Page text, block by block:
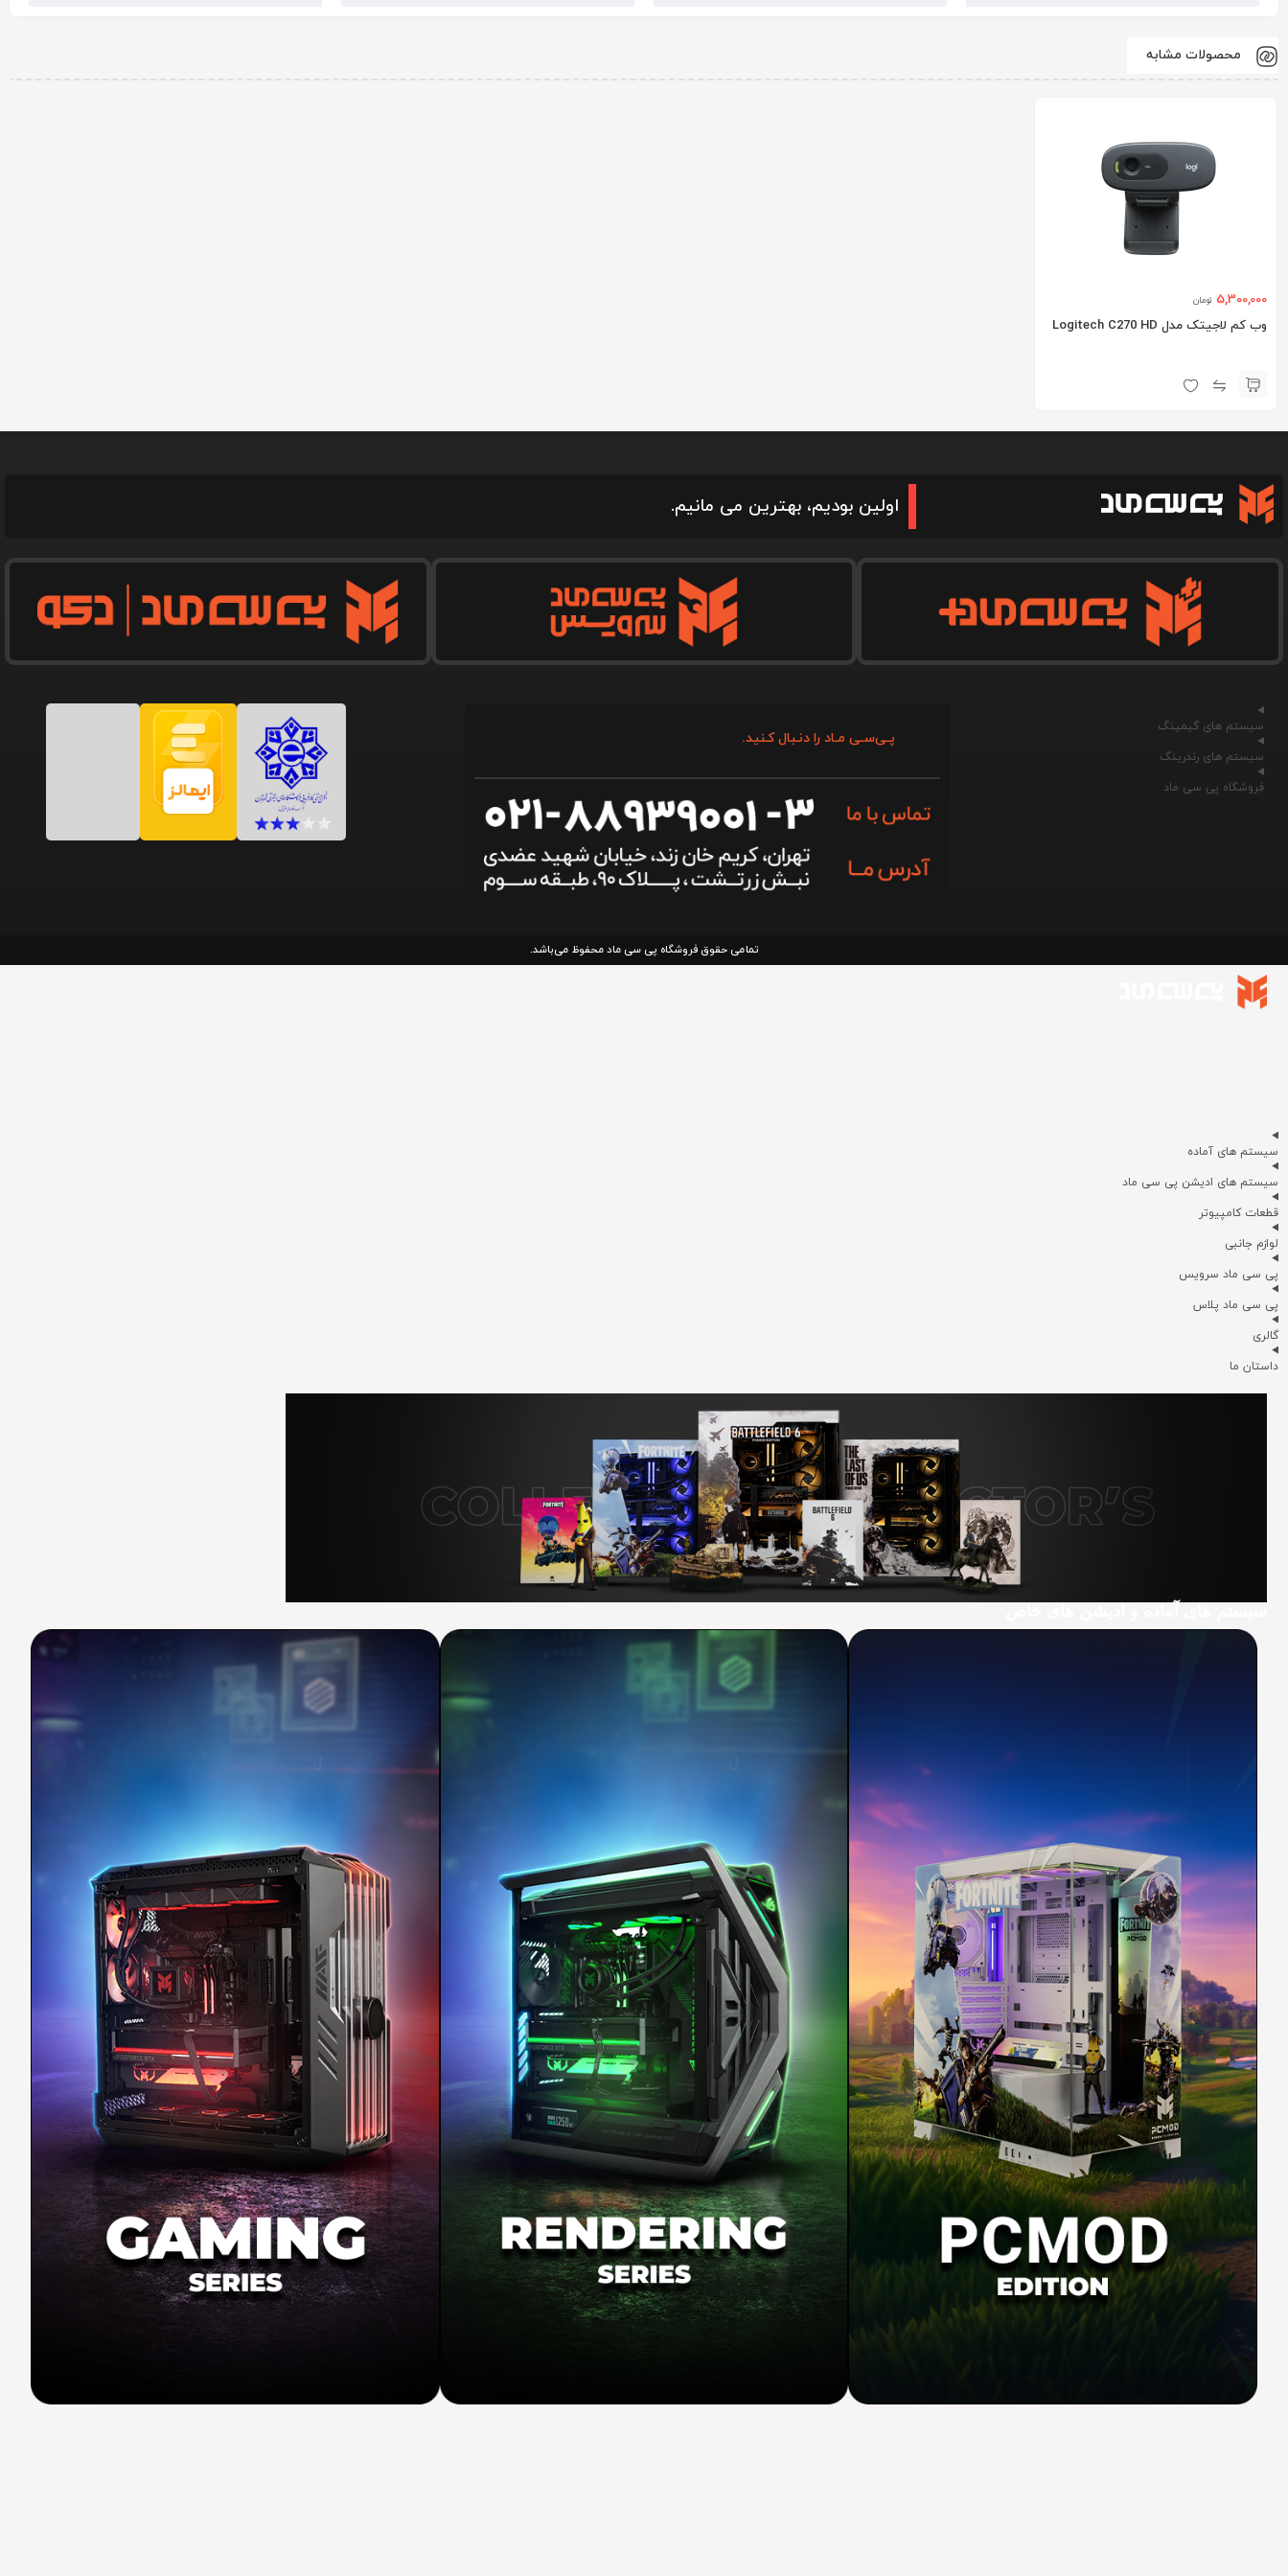
محصولات مشابه
5,300,000 تومان
وب کم لاجیتک مدل Logitech C270 HD
اولین بودیم، بهترین می مانیم.
سیستم های گیمینگ
سیستم های رندرینگ
فروشگاه پی سی ماد
پـی‌سـی مـاد را دنـبال کـنید.
تمامی حقوق فروشگاه پی سی ماد محفوظ می‌باشد.
سیستم های آماده
سیستم های ادیشن پی سی ماد
قطعات کامپیوتر
لوازم جانبی
پی سی ماد سرویس
پی سی ماد پلاس
گالری
داستان ما